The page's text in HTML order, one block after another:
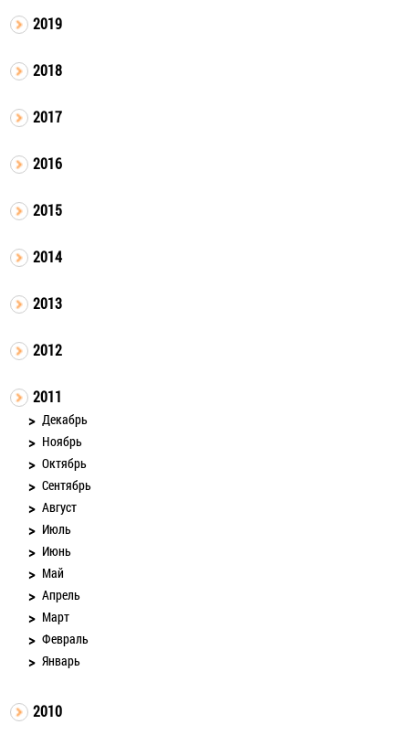
2019
2018
2017
2016
2015
2014
2013
2012
2011
Декабрь
Ноябрь
Октябрь
Сентябрь
Август
Июль
Июнь
Май
Апрель
Март
Февраль
Январь
2010